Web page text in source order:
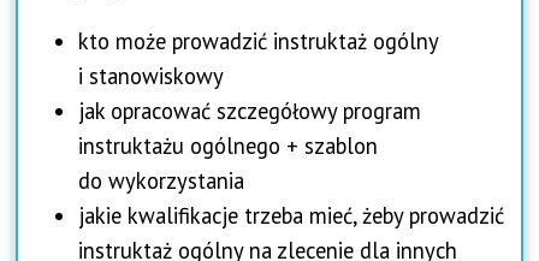
kto może prowadzić instruktaż ogólny
i stanowiskowy
jak opracować szczegółowy program
instruktażu ogólnego + szablon
do wykorzystania
jakie kwalifikacje trzeba mieć, żeby prowadzić
instruktaż ogólny na zlecenie dla innych